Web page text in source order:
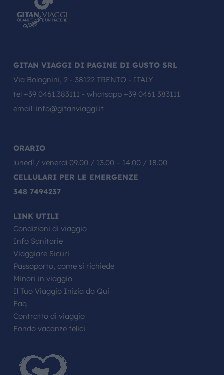
GITAN VIAGGI DI PAGINE DI GUSTO SRL
Via Bolognini, 2 - 38122 TRENTO - ITALY
tel +39 0461.383111 - whatsapp +39 0461 383111
email: info@gitanviaggi.it
ORARIO
lunedì / venerdì 09.00 / 13.00 – 14.00 / 18.00
CELLULARI PER LE EMERGENZE
348 7494237
LINK UTILI
Condizioni di viaggio
Info Sanitarie
Viaggiare Sicuri
Passaporto, come si richiede
Minori in viaggio
Il Tuo Viaggio Inizia da Qui
Faq
Contratto di viaggio
Fondo vacanze felici